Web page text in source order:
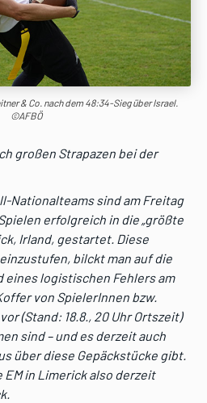
& Co. nach dem 48:34-Sieg über Israel.
©AFBÖ
großen Strapazen bei der
Nationalteams sind am Freitag
erfolgreich in die „größte
Irland, gestartet. Diese
bilckt man auf die
eines logistischen Fehlers am
von SpielerInnen bzw.
(Stand: 18.8., 20 Uhr Ortszeit)
sind – und es derzeit auch
über diese Gepäckstücke gibt.
in Limerick also derzeit